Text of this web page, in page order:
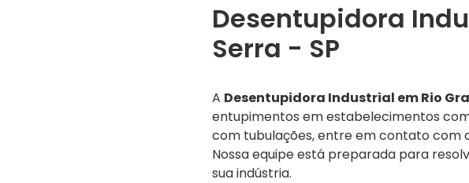
Desentupidora
Serra - SP
A Desentupidora Industrial em Rio
entupimentos em estabelecimentos
com tubulações, entre em contato com
Nossa equipe está preparada para
sua indústria.